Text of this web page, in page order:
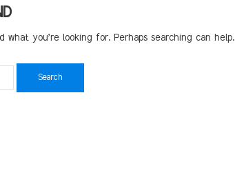
what you’re looking for. Perhaps searching can help.